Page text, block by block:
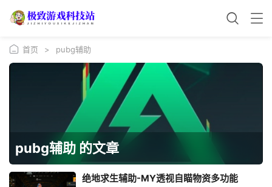
首页 > pubg辅助
pubg辅助 的文章
绝地求生辅助-MY透视自瞄物资多功能